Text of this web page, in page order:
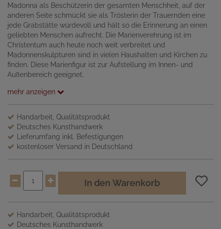
Madonna als Beschützerin der gesamten Menschheit, auf der
anderen Seite schmückt sie als Trösterin der Trauernden eine
jede Grabstätte würdevoll und hält so die Erinnerung an einen
geliebten Menschen aufrecht. Die Marienverehrung ist im
Christentum auch heute noch weit verbreitet und
Madonnenskulpturen sind in vielen Haushalten und Kirchen zu
finden. Diese Marienfigur ist zur Aufstellung im Innen- und
Außenbereich geeignet.
mehr anzeigen
Handarbeit, Qualitätsprodukt
Deutsches Kunsthandwerk
Lieferumfang inkl. Befestigungen
kostenloser Versand in Deutschland
In den Warenkorb
Handarbeit, Qualitätsprodukt
Deutsches Kunsthandwerk